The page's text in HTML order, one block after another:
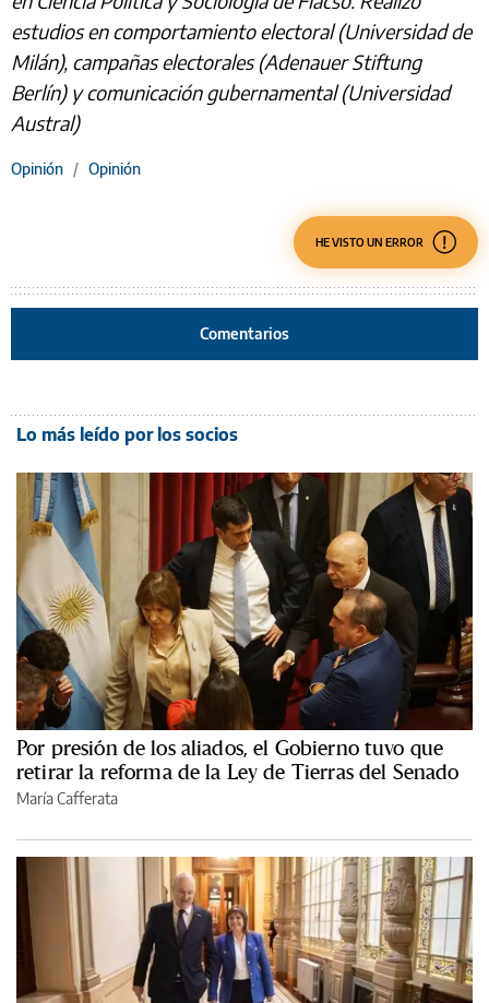
estudios en comportamiento electoral (Universidad de
Milán), campañas electorales (Adenauer Stiftung
Berlín) y comunicación gubernamental (Universidad
Austral)
Opinión / Opinión
HE VISTO UN ERROR
Comentarios
Lo más leído por los socios
Por presión de los aliados, el Gobierno tuvo que
retirar la reforma de la Ley de Tierras del Senado
María Cafferata